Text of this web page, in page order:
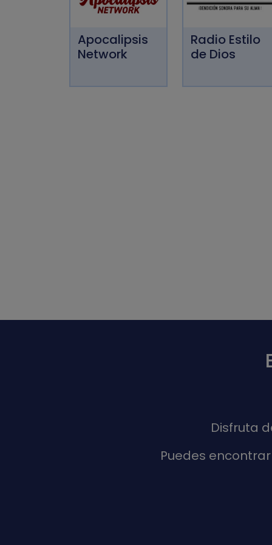
Apocalipsis
Network
Radio Estilo
de Dios
Disfruta
Puedes